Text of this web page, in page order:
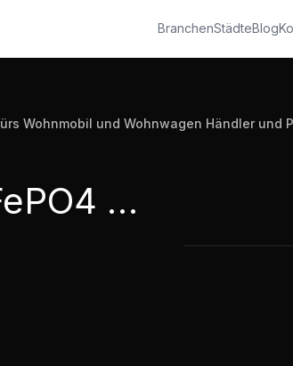
BranchenStädteBlog
Wohnmobil und Wohnwagen Händler und
LIONTRON LiFePO4 Batterien fürs Wohnmobil und Wohnwagen Händler und Partner Road